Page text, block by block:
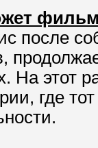
после
На этот
где